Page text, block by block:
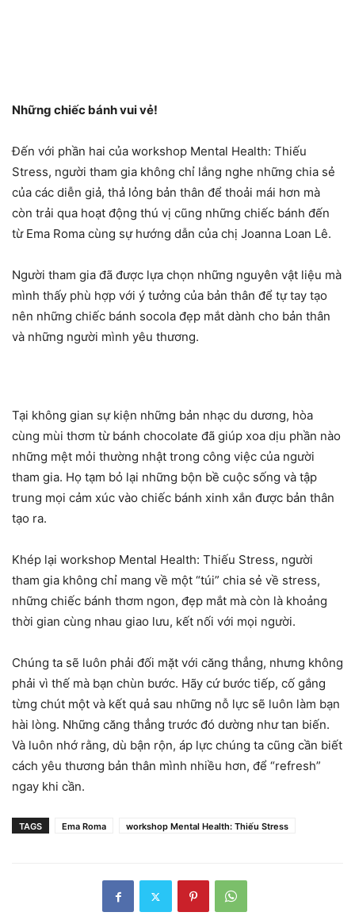
Những chiếc bánh vui vẻ!
Đến với phần hai của workshop Mental Health: Thiếu
Stress, người tham gia không chỉ lắng nghe những chia sẻ
của các diễn giả, thả lỏng bản thân để thoải mái hơn mà
còn trải qua hoạt động thú vị cũng những chiếc bánh đến
từ Ema Roma cùng sự hướng dẫn của chị Joanna Loan Lê.
Người tham gia đã được lựa chọn những nguyên vật liệu mà
mình thấy phù hợp với ý tưởng của bản thân để tự tay tạo
nên những chiếc bánh socola đẹp mắt dành cho bản thân
và những người mình yêu thương.
Tại không gian sự kiện những bản nhạc du dương, hòa
cùng mùi thơm từ bánh chocolate đã giúp xoa dịu phần nào
những mệt mỏi thường nhật trong công việc của người
tham gia. Họ tạm bỏ lại những bộn bề cuộc sống và tập
trung mọi cảm xúc vào chiếc bánh xinh xắn được bản thân
tạo ra.
Khép lại workshop Mental Health: Thiếu Stress, người
tham gia không chỉ mang về một “túi” chia sẻ về stress,
những chiếc bánh thơm ngon, đẹp mắt mà còn là khoảng
thời gian cùng nhau giao lưu, kết nối với mọi người.
Chúng ta sẽ luôn phải đối mặt với căng thẳng, nhưng không
phải vì thế mà bạn chùn bước. Hãy cứ bước tiếp, cố gắng
từng chút một và kết quả sau những nỗ lực sẽ luôn làm bạn
hài lòng. Những căng thẳng trước đó dường như tan biến.
Và luôn nhớ rằng, dù bận rộn, áp lực chúng ta cũng cần biết
cách yêu thương bản thân mình nhiều hơn, để “refresh”
ngay khi cần.
TAGS Ema Roma workshop Mental Health: Thiếu Stress